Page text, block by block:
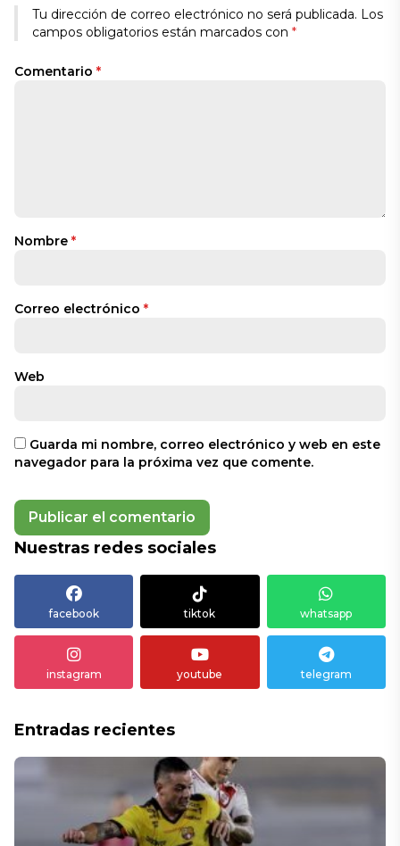
Tu dirección de correo electrónico no será publicada. Los
campos obligatorios están marcados con *
Comentario *
Nombre *
Correo electrónico *
Web
Guarda mi nombre, correo electrónico y web en este
navegador para la próxima vez que comente.
Alternative:
Nuestras redes sociales
facebook tiktok whatsapp
instagram youtube telegram
Entradas recientes